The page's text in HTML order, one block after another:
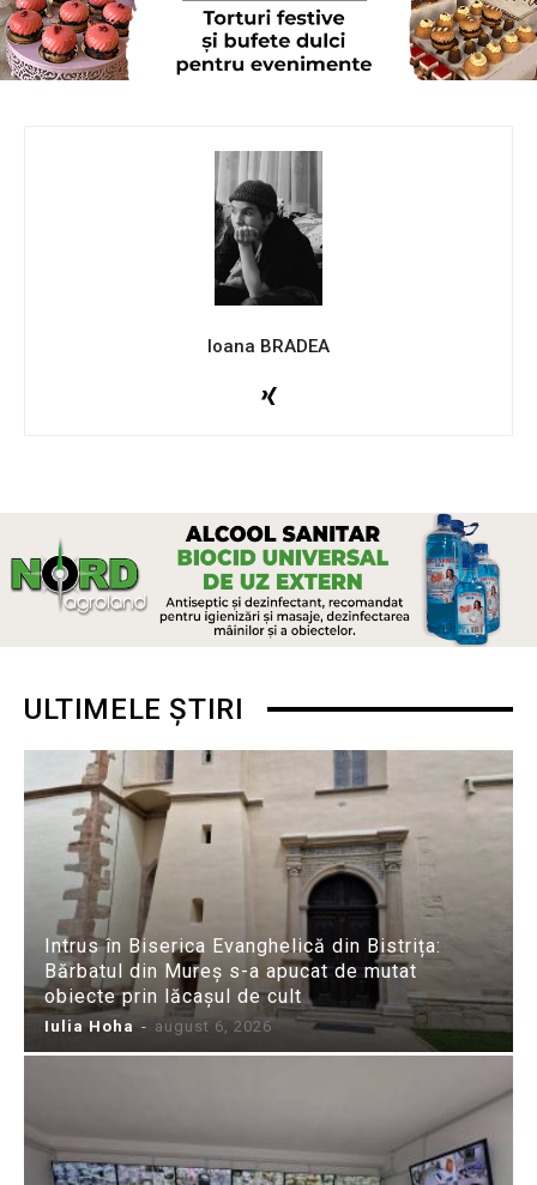
Ioana BRADEA
ULTIMELE ȘTIRI
Intrus în Biserica Evanghelică din Bistrița:
Bărbatul din Mureș s-a apucat de mutat
obiecte prin lăcașul de cult
Iulia Hoha - august 6, 2026